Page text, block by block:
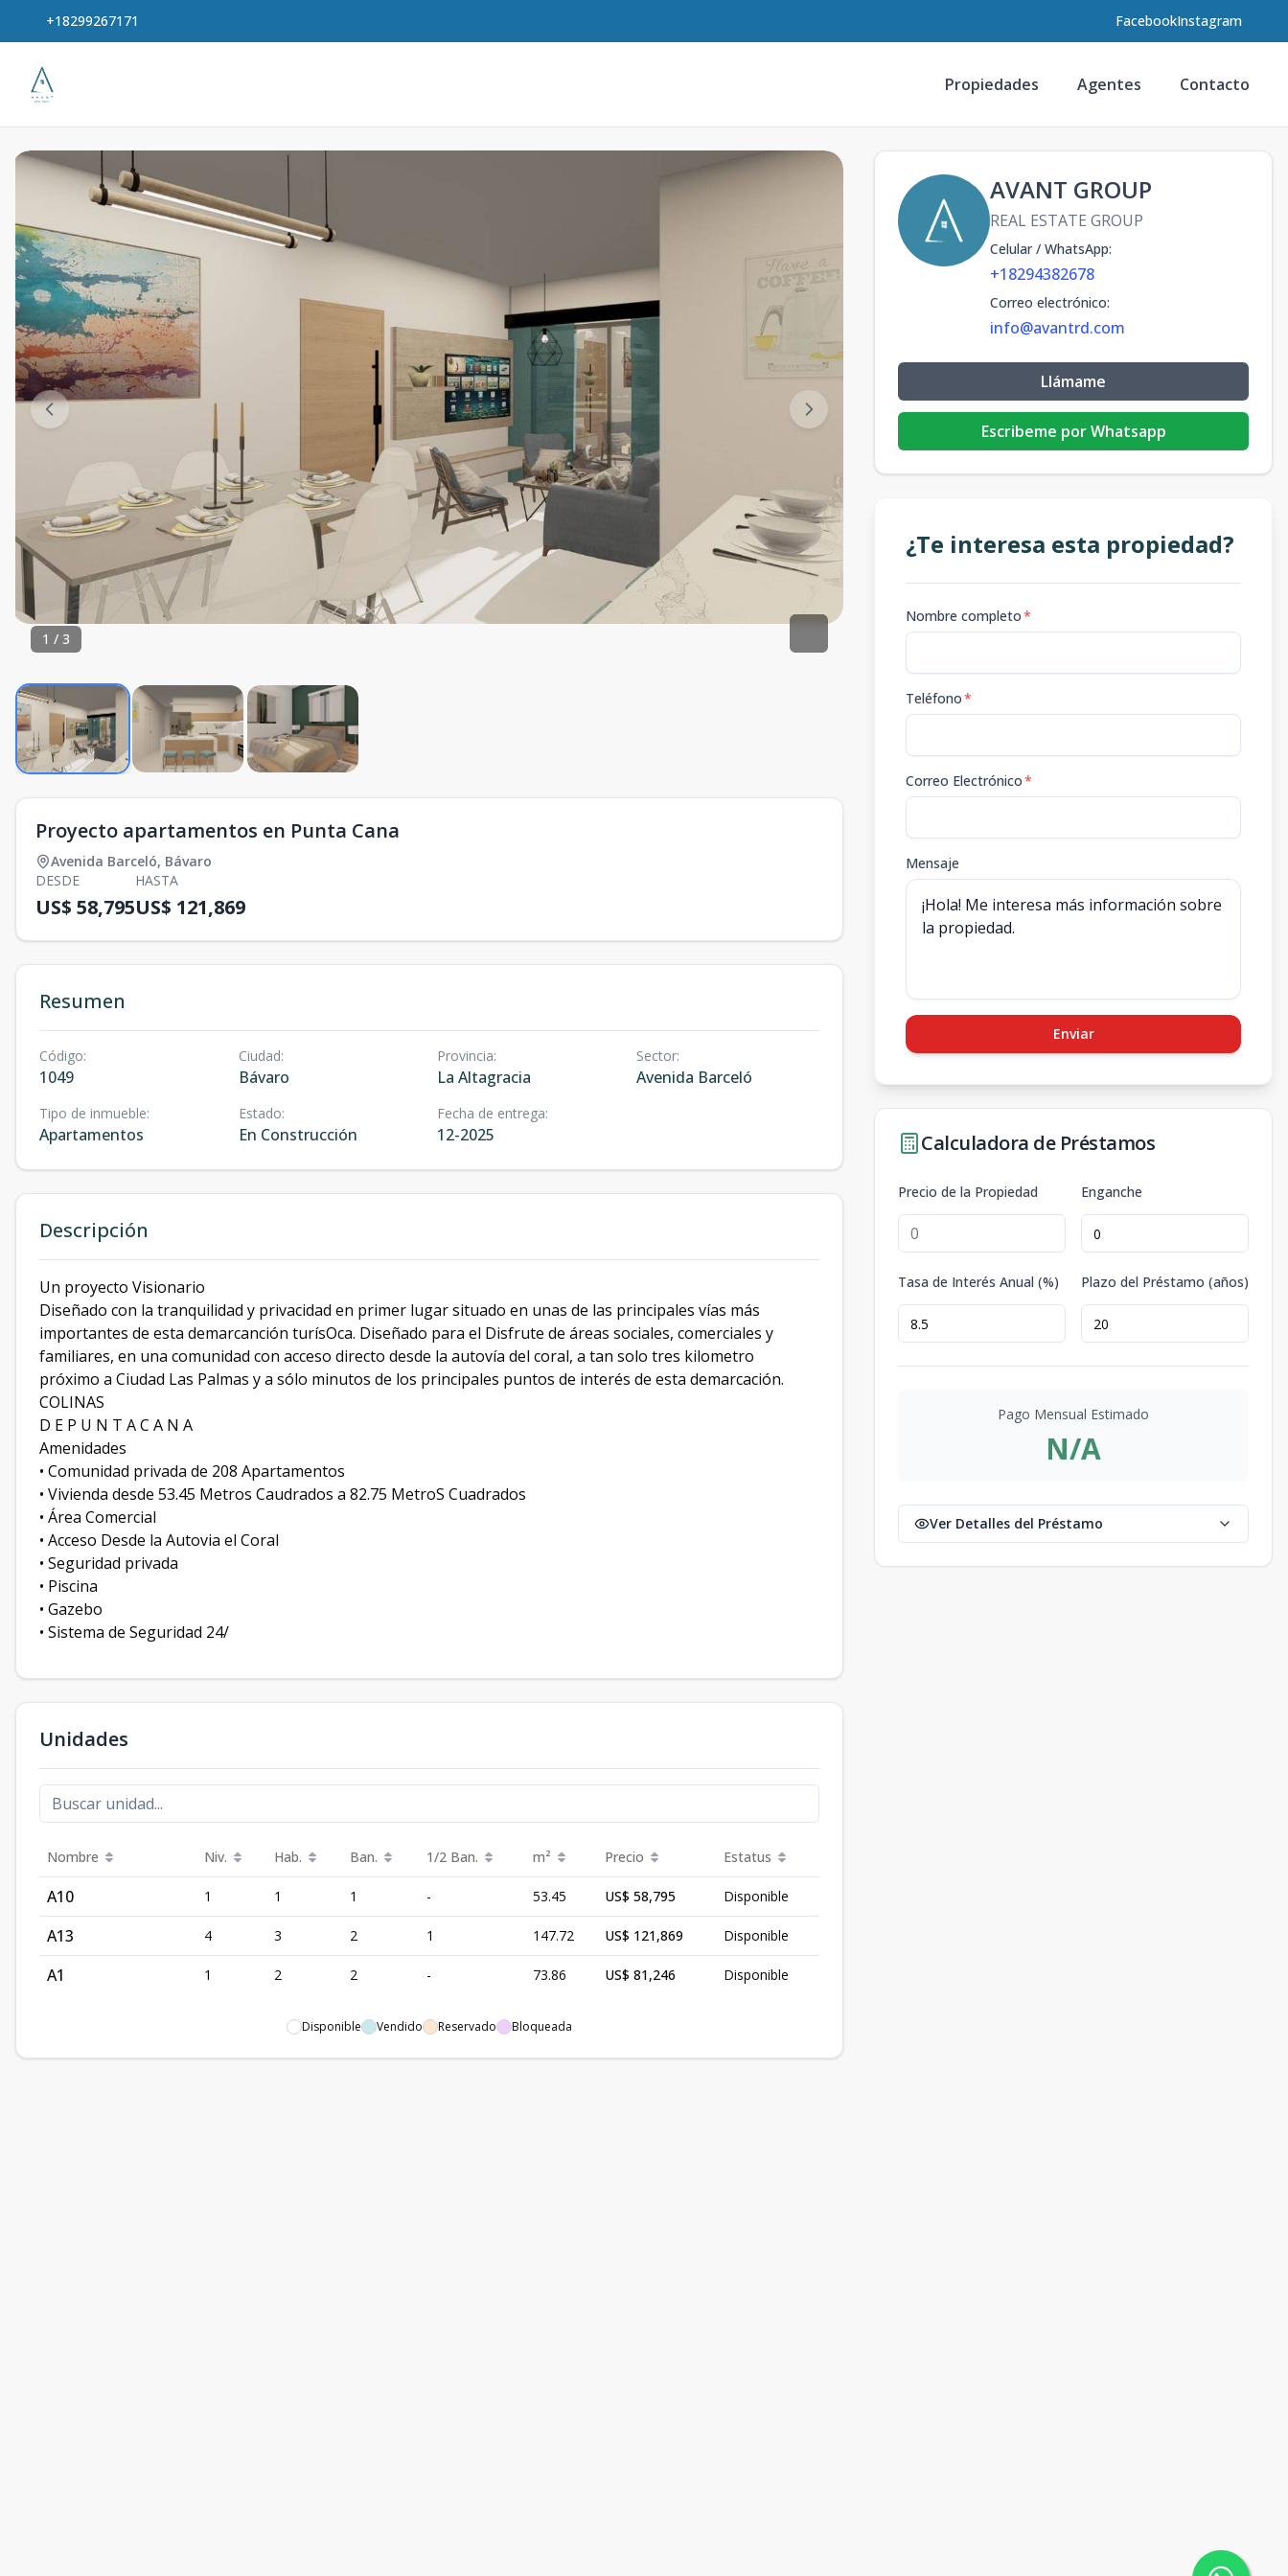
+18299267171 FacebookInstagram
Propiedades Agentes Contacto
1 / 3
Proyecto apartamentos en Punta Cana
Avenida Barceló, Bávaro
DESDE
US$ 58,795
HASTA
US$ 121,869
Resumen
Código:
1049
Ciudad:
Bávaro
Provincia:
La Altagracia
Sector:
Avenida Barceló
Tipo de inmueble:
Apartamentos
Estado:
En Construcción
Fecha de entrega:
12-2025
Descripción
Un proyecto Visionario
Diseñado con la tranquilidad y privacidad en primer lugar situado en unas de las principales vías más
importantes de esta demarcanción turísOca. Diseñado para el Disfrute de áreas sociales, comerciales y
familiares, en una comunidad con acceso directo desde la autovía del coral, a tan solo tres kilometro
próximo a Ciudad Las Palmas y a sólo minutos de los principales puntos de interés de esta demarcación.
COLINAS
D E P U N T A C A N A
Amenidades
• Comunidad privada de 208 Apartamentos
• Vivienda desde 53.45 Metros Caudrados a 82.75 MetroS Cuadrados
• Área Comercial
• Acceso Desde la Autovia el Coral
• Seguridad privada
• Piscina
• Gazebo
• Sistema de Seguridad 24/
Unidades
Nombre Niv. Hab. Ban. 1/2 Ban. m² Precio Estatus
A10 1 1 1 - 53.45 US$ 58,795 Disponible
A13 4 3 2 1 147.72 US$ 121,869 Disponible
A1 1 2 2 - 73.86 US$ 81,246 Disponible
Disponible Vendido Reservado Bloqueada
AVANT GROUP
REAL ESTATE GROUP
Celular / WhatsApp:
+18294382678
Correo electrónico:
info@avantrd.com
Llámame
Escribeme por Whatsapp
¿Te interesa esta propiedad?
Nombre completo*
Teléfono*
Correo Electrónico*
Mensaje
Enviar
Calculadora de Préstamos
Precio de la Propiedad Enganche
Tasa de Interés Anual (%) Plazo del Préstamo (años)
Pago Mensual Estimado
N/A
Ver Detalles del Préstamo